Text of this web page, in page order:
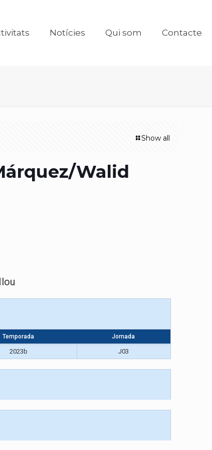
Notícies Qui som Contacte
Show all
Walid
Temporada Jornada
2023b J03